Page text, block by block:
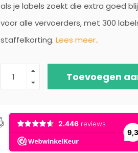
als je labels zoekt die extra goed
voor alle vervoerders, met 300
staffelkorting. Lees meer..
Toevoegen